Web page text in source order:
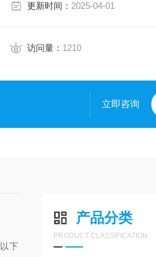
更新时间： 2025-04-01
访问量： 1210
立即咨询
产品分类
PRODUCT CLASSIFICATION
下